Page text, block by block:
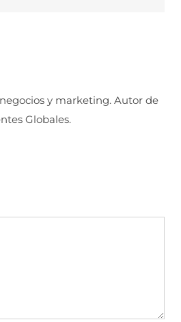
y marketing. Autor de
Globales.